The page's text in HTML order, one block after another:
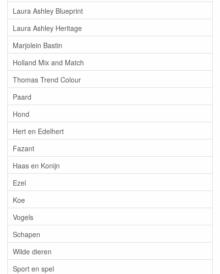
Laura Ashley Blueprint
Laura Ashley Heritage
Marjolein Bastin
Holland Mix and Match
Thomas Trend Colour
Paard
Hond
Hert en Edelhert
Fazant
Haas en Konijn
Ezel
Koe
Vogels
Schapen
Wilde dieren
Sport en spel